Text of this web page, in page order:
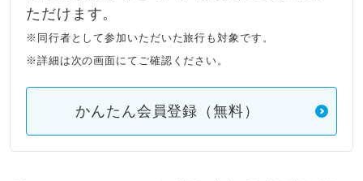
ただけます。
※同行者として参加いただいた旅行も対象です。
※詳細は次の画面にてご確認ください。
かんたん会員登録（無料）